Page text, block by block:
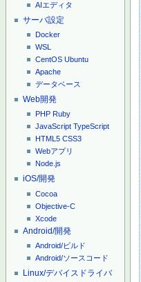
AIエディタ
サーバ設定
Docker
WSL
CentOS Ubuntu
Apache
データベース
Web開発
PHP Ruby
JavaScript TypeScript
HTML5 CSS3
Webアプリ
Node.js
iOS/開発
Cocoa
Objective-C
Xcode
Android/開発
Android/ビルド
Android/ソースコード
Linux/デバイスドライバ